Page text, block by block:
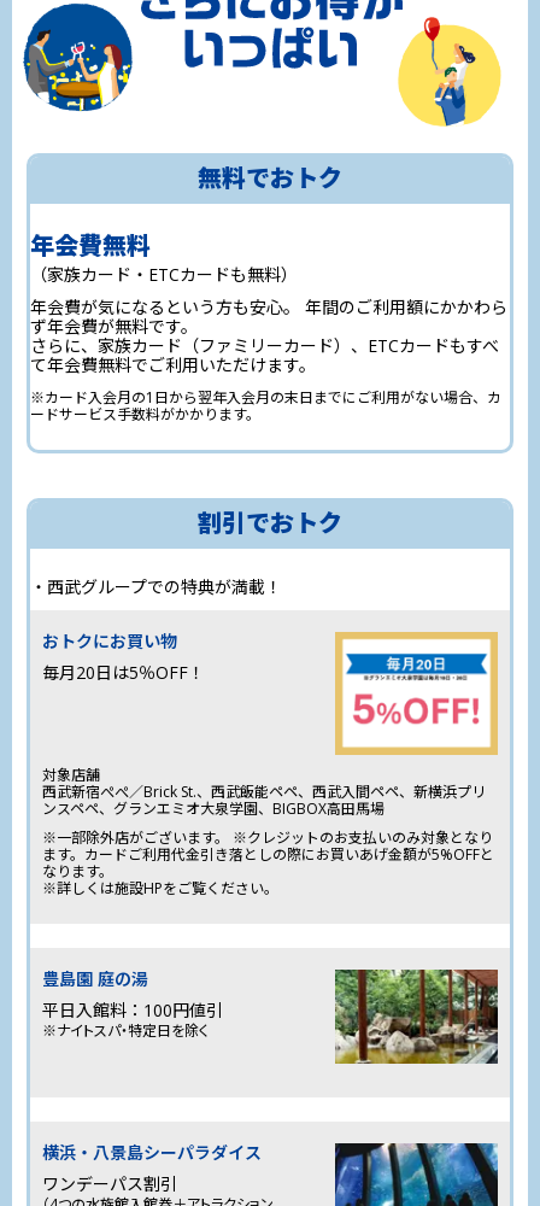
個人情報保護方針：
【西武鉄道の個人情報保護方針】
https://www.seiburailway.jp/privacy/
本応募要項に定めのない事項については、西武鉄道の判断に
く内容の変更または中止となる場合がございます。
本キャンペーンに関する最新情報は、キャンペーンページ等
にてご確認ください。
SEIBU PRINCE CLUBカードセゾン（セゾンブルー）
合計 0ポイント
SEIBU PRINCE CLUBカード／ アプリ会員証
合計 0ポイント
取得ポイントの詳細をみる
PASMO定期券（月間）
獲得ポイント
SEIBU Smile POINTが3倍
獲得ポイント 0ポイント
獲得ポイント 0ポイント
Smoozご利用金額
0ポイント
獲得ポイント 0ポイント
PASMOオートチャージ金額 （月間）
0ポイント
獲得ポイント 0ポイント
モバイルのPASMOから購入する場合
購入手続きについては こちら
PASMOアプリで、「鉄道定期券（事業者選
択）」を西武鉄道に設定の上、PASMOアプリに
登録したLaviewカードまたはSEIBU PRINCE
CLUBカード セゾンゴールドでのお支払い
※必ずアカウント設定のクレジットカード情報を対象カードに設定して、購入
ります。
※PASMOアプリ以外（ウォレットアプリ等）でのご購入は、決済カードに
LaviewカードまたはSEIBU PRINCE CLUBカード セゾンゴールドを設定してい
券売機から購入する場合
西武鉄道定期券発売窓口または定期券表示のある
券売機（小竹向原・武蔵横手・東吾野・西吾野・
正丸・芦ヶ久保を除く）でLaviewカードまたは
SEIBU PRINCE CLUBカード セゾンゴールドでお
2 Smoozご利用のたび
ポイントが3倍
チケットレスサービス「Smooz」で、決済
手段をLaviewカードまたはSEIBU PRINCE
CLUBカード セゾンゴールドに設定し、特
急券・座席指定券を購入すると
SEIBU Smile POINTを通常の3倍の110円で
※ポイント進呈のタイミングとご利用店舗が2つに分
かれますのでご注意ください。
通常ポイント
（110円につき1ポイント分）
【ポイント進呈のタイミング】
西武鉄道 Smooz
特典ポイント
（110円につき2ポイント分）
Smooz（Laviewデザイン・ゴールドカード特典）
無料でおトク
年会費無料
（家族カード・ETCカードも無料）
年会費が気になるという方も安心。 年間のご利用額にかかわら
ず年会費が無料です。
さらに、家族カード（ファミリーカード）、ETCカードもすべ
て年会費無料でご利用いただけます。
※カード入会月の1日から翌年入会月の末日までにご利用がない場合、カ
ードサービス手数料がかかります。
割引でおトク
西武グループでの特典が満載！
おトクにお買い物
毎月20日は5％OFF！
対象店舗
西武新宿ぺぺ／Brick St.、西武飯能ペペ、西武入間ペペ、新横浜プリ
ンスペペ、グランエミオ大泉学園、BIGBOX高田馬場
※一部除外店がございます。 ※クレジットのお支払いのみ対象となり
ます。カードご利用代金引き落としの際にお買いあげ金額が5%OFFと
なります。
※詳しくは施設HPをご覧ください。
豊島園 庭の湯
平日入館料：100円値引
※ナイトスパ・特定日を除く
横浜・八景島シーパラダイス
ワンデーパス割引